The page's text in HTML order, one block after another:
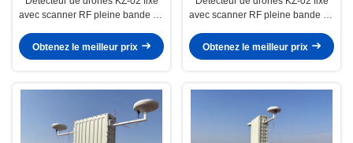
avec scanner RF pleine bande de
360° pour plateforme cloud SIG
Obtenez le meilleur prix
avec scanner RF pleine bande de
360° pour plateforme cloud SIG
Obtenez le meilleur prix